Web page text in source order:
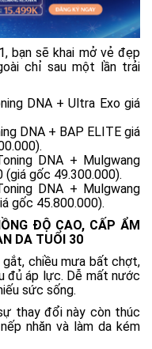
bạn sẽ khai mở vẻ đẹp
chỉ sau một lần trải
DNA + Ultra Exo giá
DNA + BAP ELITE giá
DNA + Mulgwang
(giá gốc 49.300.000).
DNA + Mulgwang
gốc 45.800.000).
ĐỘ CAO, CẤP ẨM
DA TUỔI 30
chiều mưa bất chợt,
đủ áp lực. Dễ mất nước
sức sống.
thay đổi này còn thúc
nhăn và làm da kém